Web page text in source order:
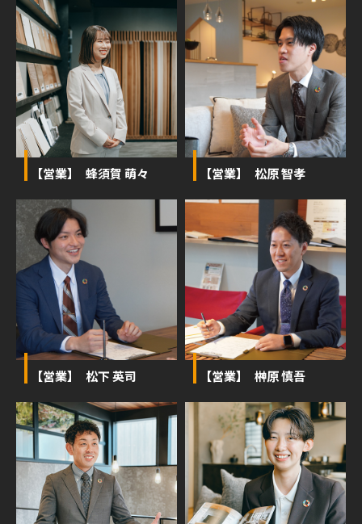
【営業】 蜂須賀 萌々 【営業】 松原 智孝
【営業】 松下 英司 【営業】 榊󠄀原 慎吾